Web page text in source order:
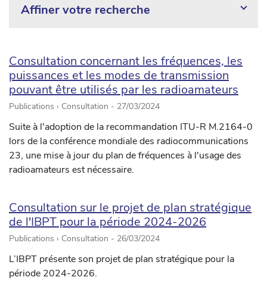
Affiner votre recherche
Consultation concernant les fréquences, les
puissances et les modes de transmission
pouvant être utilisés par les radioamateurs
Publications › Consultation - 27/03/2024
Suite à l'adoption de la recommandation ITU-R M.2164-0
lors de la conférence mondiale des radiocommunications
23, une mise à jour du plan de fréquences à l'usage des
radioamateurs est nécessaire.
Consultation sur le projet de plan stratégique
de l'IBPT pour la période 2024-2026
Publications › Consultation - 26/03/2024
L’IBPT présente son projet de plan stratégique pour la
période 2024-2026.